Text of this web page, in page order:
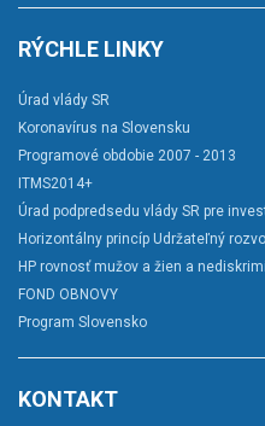
RÝCHLE LINKY
Úrad vlády SR
Koronavírus na Slovensku
Programové obdobie 2007 - 2013
ITMS2014+
Úrad podpredsedu vlády SR pre
Horizontálny princíp Udržateľný
HP rovnosť mužov a žien a
FOND OBNOVY
Program Slovensko
KONTAKT